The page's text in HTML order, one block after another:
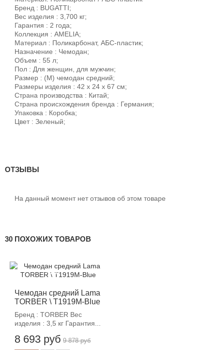
Бренд : BUGATTI;
Вес изделия : 3,700 кг;
Гарантия : 2 года;
Коллекция : AMELIA;
Материал : Поликарбонат, АБС-пластик;
Назначение : Чемодан;
Объем : 55 л;
Пол : Для женщин, для мужчин;
Размер : (M) чемодан средний;
Размеры изделия : 42 х 24 х 67 см;
Страна производства : Китай;
Страна происхождения бренда : Германия;
Упаковка : Коробка;
Цвет : Зеленый;
ОТЗЫВЫ
На данный момент нет отзывов об этом товаре
30 ПОХОЖИХ ТОВАРОВ
Чемодан средний Lama
TORBER \ T1919M-Blue
Бренд : TORBER Вес
изделия : 3,5 кг Гарантия...
8 693 руб
-12%
9 878 руб